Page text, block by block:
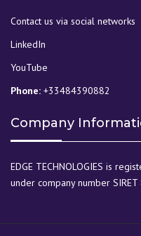
Contact us via social networks
LinkedIn
YouTube
Phone: +33484390882
Company
EDGE TECHNOLOGIES is
under company number